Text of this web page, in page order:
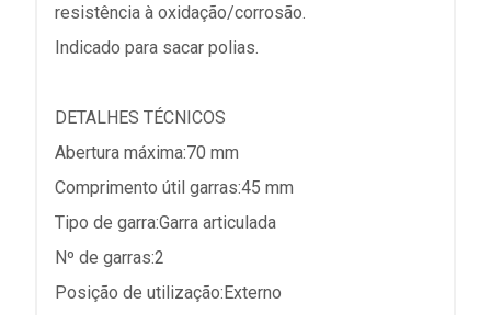
resistência à oxidação/corrosão.
Indicado para sacar polias.
DETALHES TÉCNICOS
Abertura máxima:70 mm
Comprimento útil garras:45 mm
Tipo de garra:Garra articulada
Nº de garras:2
Posição de utilização:Externo